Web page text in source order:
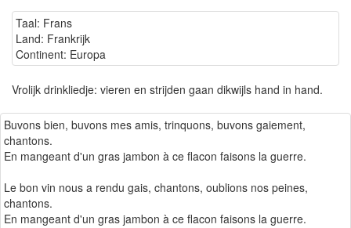
Taal: Frans
Land: Frankrijk
Continent: Europa
Vrolijk drinkliedje: vieren en strijden gaan dikwijls hand in hand.
Buvons bien, buvons mes amis, trinquons, buvons gaiement,
chantons.
En mangeant d'un gras jambon à ce flacon faisons la guerre.
Le bon vin nous a rendu gais, chantons, oublions nos peines,
chantons.
En mangeant d'un gras jambon à ce flacon faisons la guerre.